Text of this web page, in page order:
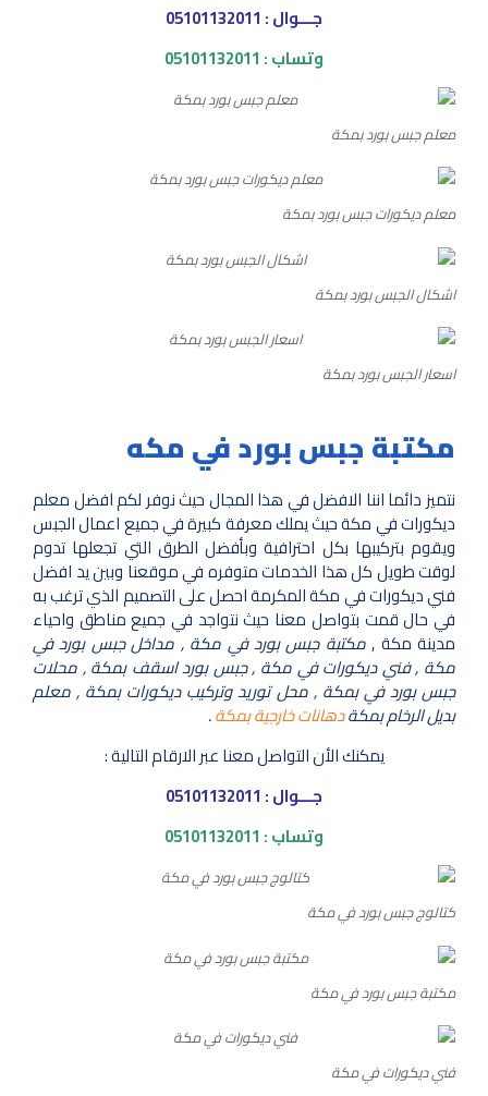
جـــوال : 05101132011
وتساب : 05101132011
معلم جبس بورد بمكة
معلم ديكورات جبس بورد بمكة
اشكال الجبس بورد بمكة
اسعار الجبس بورد بمكة
مكتبة جبس بورد في مكه
نتميز دائما اننا الافضل في هذا المجال حيث نوفر لكم افضل معلم
ديكورات في مكة حيث يملك معرفة كبيرة في جميع اعمال الجبس
ويقوم بتركيبها بكل احترافية وبأفضل الطرق التي تجعلها تدوم
لوقت طويل كل هذا الخدمات متوفره في موقعنا وبين يد افضل
فني ديكورات في مكة المكرمة احصل على التصميم الذي ترغب به
في حال قمت بتواصل معنا حيث نتواجد في جميع مناطق واحياء
مدينة مكة ,مكتبة جبس بورد في مكة , مداخل جبس بورد في
مكة , فني ديكورات في مكة , جبس بورد اسقف بمكة , محلات
جبس بورد في بمكة , محل توريد وتركيب ديكورات بمكة , معلم
بديل الرخام بمكةدهانات خارجية بمكة.
يمكنك الأن التواصل معنا عبر الارقام التالية :
جـــوال : 05101132011
وتساب : 05101132011
كتالوج جبس بورد في مكة
مكتبة جبس بورد في مكة
فني ديكورات في مكة